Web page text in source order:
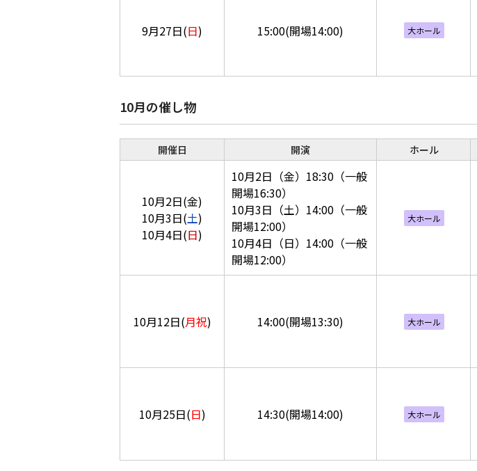
9月27日(日) 15:00(開場14:00) 大ホール
10月の催し物
開催日 開演 ホール
10月2日(金)
10月3日(土)
10月4日(日)
10月2日（金）18:30（一般
開場16:30）
10月3日（土）14:00（一般
開場12:00）
10月4日（日）14:00（一般
開場12:00）
大ホール
10月12日(月祝) 14:00(開場13:30) 大ホール
10月25日(日) 14:30(開場14:00) 大ホール